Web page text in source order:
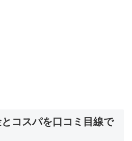
コスパを口コミ目線で